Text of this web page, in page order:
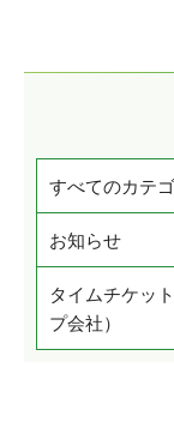
すべてのカテ
お知らせ
タイムチケッ
プ会社）